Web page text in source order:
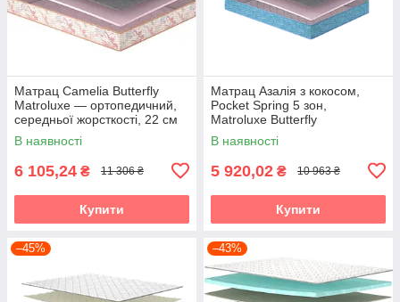
Матрац Camelia Butterfly
Matroluxe — ортопедичний,
середньої жорсткості, 22 см
(Камелія)
В наявності
6 105,24 ₴ 11 306 ₴
Купити
Матрац Азалія з кокосом,
Pocket Spring 5 зон,
Matroluxe Butterfly
В наявності
5 920,02 ₴ 10 963 ₴
Купити
–45% –43%